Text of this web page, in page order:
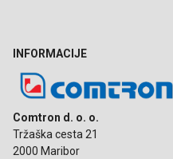
INFORMACIJE
Comtron d. o. o.
Tržaška cesta 21
2000 Maribor